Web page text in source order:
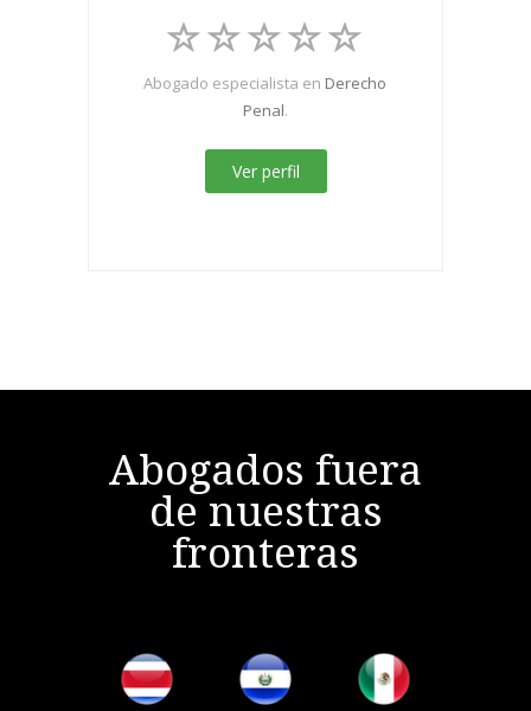
Abogado especialista en Derecho
Penal.
Ver perfil
Abogados fuera
de nuestras
fronteras